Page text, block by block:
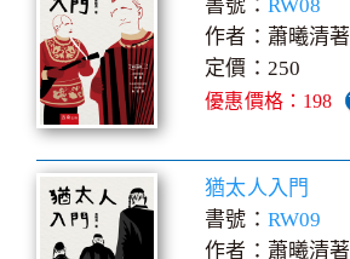
書號： RW08
作者：蕭曦清著
定價：250
優惠價格：198
猶太人入門
書號： RW09
作者：蕭曦清著